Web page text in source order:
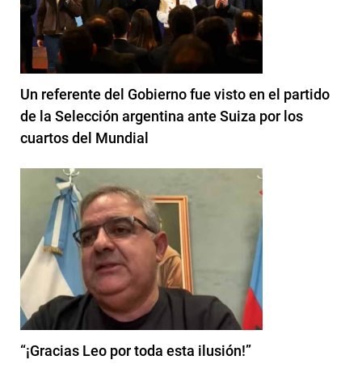
Un referente del Gobierno fue visto en el partido
de la Selección argentina ante Suiza por los
cuartos del Mundial
“¡Gracias Leo por toda esta ilusión!”